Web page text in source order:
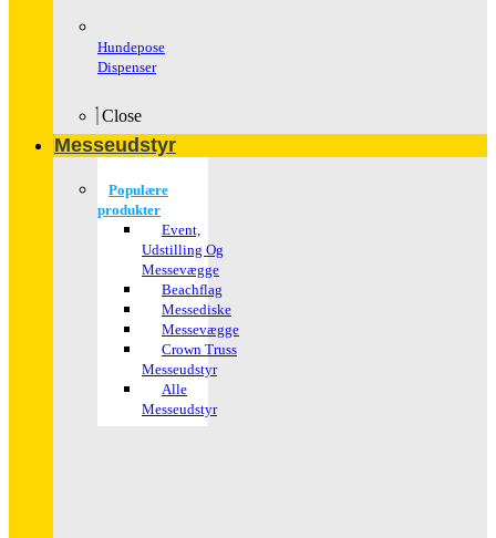
Hundepose
Dispenser
Close
Messeudstyr
Populære
produkter
Event,
Udstilling Og
Messevægge
Beachflag
Messediske
Messevægge
Crown Truss
Messeudstyr
Alle
Messeudstyr